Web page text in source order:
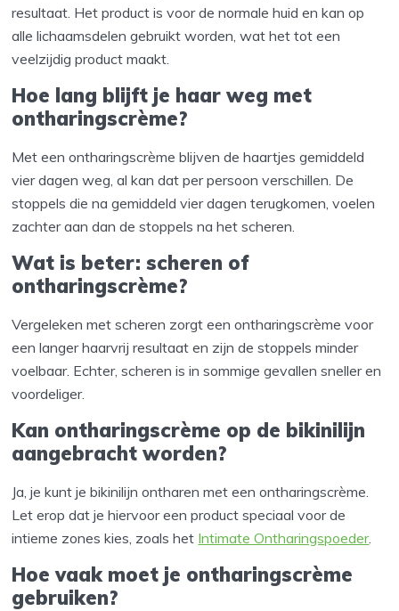
resultaat. Het product is voor de normale huid en kan op
alle lichaamsdelen gebruikt worden, wat het tot een
veelzijdig product maakt.
Hoe lang blijft je haar weg met
ontharingscrème?
Met een ontharingscrème blijven de haartjes gemiddeld
vier dagen weg, al kan dat per persoon verschillen. De
stoppels die na gemiddeld vier dagen terugkomen, voelen
zachter aan dan de stoppels na het scheren.
Wat is beter: scheren of
ontharingscrème?
Vergeleken met scheren zorgt een ontharingscrème voor
een langer haarvrij resultaat en zijn de stoppels minder
voelbaar. Echter, scheren is in sommige gevallen sneller en
voordeliger.
Kan ontharingscrème op de bikinilijn
aangebracht worden?
Ja, je kunt je bikinilijn ontharen met een ontharingscrème.
Let erop dat je hiervoor een product speciaal voor de
intieme zones kies, zoals het Intimate Ontharingspoeder.
Hoe vaak moet je ontharingscrème
gebruiken?